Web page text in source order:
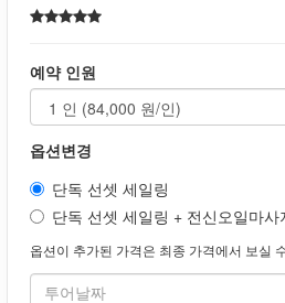
예약 인원
옵션변경
단독 선셋 세일링
단독 선셋 세일링 + 전신오일마
옵션이 추가된 가격은 최종 가격에서 보실